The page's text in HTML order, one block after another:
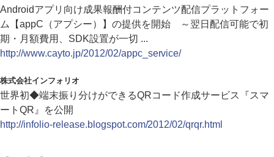
Androidアプリ向け成果報酬付コンテンツ配信プラットフォー
ム【appC（アプシー）】の提供を開始 ～翌日配信可能で初
期・月額費用、SDK設置が一切 ...
http://www.cayto.jp/2012/02/appc_service/
株式会社インフォリオ
世界初◆端末振り分けができるQRコード作成サービス『スマ
ートQR』を公開
http://infolio-release.blogspot.com/2012/02/qrqr.html